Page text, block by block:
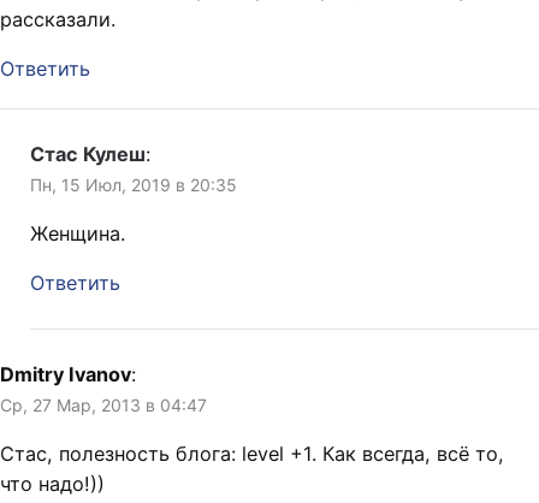
рассказали.
Ответить
Стас Кулеш:
Пн, 15 Июл, 2019 в 20:35
Женщина.
Ответить
Dmitry Ivanov:
Ср, 27 Мар, 2013 в 04:47
Стас, полезность блога: level +1. Как всегда, всё то,
что надо!))